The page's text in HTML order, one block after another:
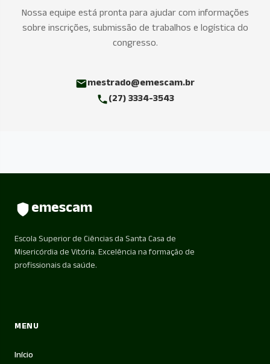
Nossa equipe está pronta para ajudar com informações
sobre inscrições, submissão de trabalhos e logística do
congresso.
mestrado@emescam.br
(27) 3334-3543
emescam
Escola Superior de Ciências da Santa Casa de
Misericórdia de Vitória. Excelência na formação de
profissionais da saúde.
MENU
Início